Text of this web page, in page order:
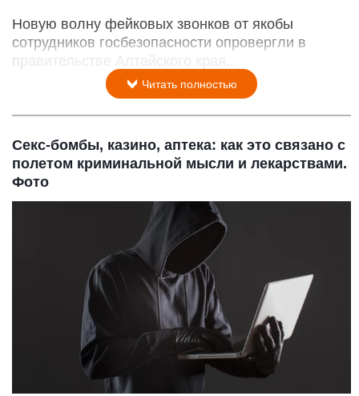
Новую волну фейковых звонков от якобы
сотрудников госбезопасности опровергли в
правительстве Алтайского края..
Читать полностью
Секс-бомбы, казино, аптека: как это связано с
полетом криминальной мысли и лекарствами.
Фото